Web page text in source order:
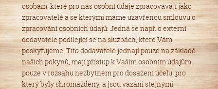
osobám, které pro nás osobní údaje zpracovávají jako
zpracovatelé a se kterými máme uzavřenou smlouvu o
zpracování osobních údajů. Jedná se např. o externí
dodavatele podílející se na službách, které Vám
poskytujeme. Tito dodavatelé jednají pouze na základě
našich pokynů, mají přístup k Vašim osobním údajům
pouze v rozsahu nezbytném pro dosažení účelu, pro
který byly shromážděny, a jsou vázáni stejnými